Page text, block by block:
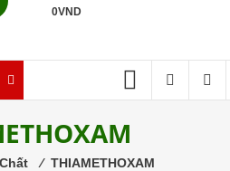
0VND
⁄ THIAMETHOXAM